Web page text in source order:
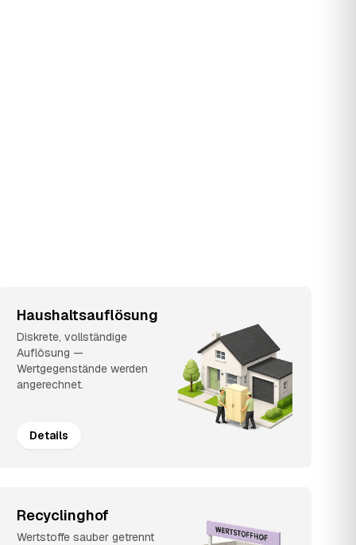
Haushaltsauflösung
Diskrete, vollständige
Auflösung —
Wertgegenstände werden
angerechnet.
Details
Recyclinghof
Wertstoffe sauber getrennt